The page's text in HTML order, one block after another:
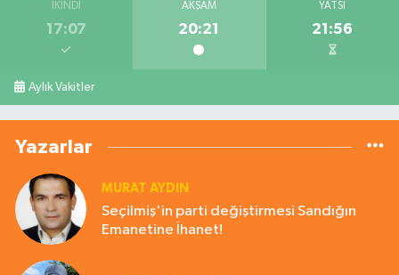
İKINDI
17:07
AKŞAM
20:21
YATSI
21:56
Aylık Vakitler
Yazarlar
MURAT AYDIN
Seçilmiş'in parti değiştirmesi Sandığın
Emanetine İhanet!